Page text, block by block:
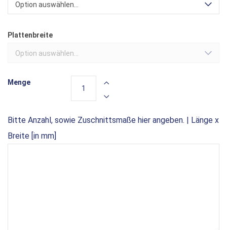
Option auswählen...
Plattenbreite
Option auswählen...
Bitte Anzahl, sowie Zuschnittsmaße hier angeben. | Länge x
Breite [in mm]
Menge